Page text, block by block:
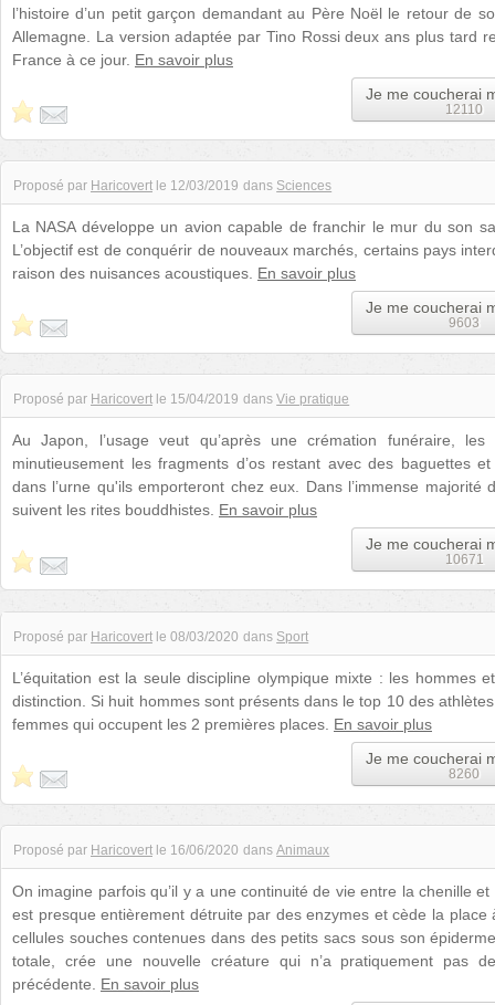
l’histoire d’un petit garçon demandant au Père Noël le retour de
Allemagne. La version adaptée par Tino Rossi deux ans plus tard
France à ce jour. En savoir plus
Je me coucherai
12110
Proposé par Haricovert le 12/03/2019 dans Sciences
La NASA développe un avion capable de franchir le mur du son
L’objectif est de conquérir de nouveaux marchés, certains pays
raison des nuisances acoustiques. En savoir plus
Je me coucherai
9603
Proposé par Haricovert le 15/04/2019 dans Vie pratique
Au Japon, l’usage veut qu’après une crémation funéraire,
minutieusement les fragments d’os restant avec des baguettes
dans l’urne qu'ils emporteront chez eux. Dans l’immense majorité
suivent les rites bouddhistes. En savoir plus
Je me coucherai
10671
Proposé par Haricovert le 08/03/2020 dans Sport
L’équitation est la seule discipline olympique mixte : les hommes
distinction. Si huit hommes sont présents dans le top 10 des
femmes qui occupent les 2 premières places. En savoir plus
Je me coucherai
8260
Proposé par Haricovert le 16/06/2020 dans Animaux
On imagine parfois qu’il y a une continuité de vie entre la chenille
est presque entièrement détruite par des enzymes et cède la
cellules souches contenues dans des petits sacs sous son
totale, crée une nouvelle créature qui n’a pratiquement pas
précédente. En savoir plus